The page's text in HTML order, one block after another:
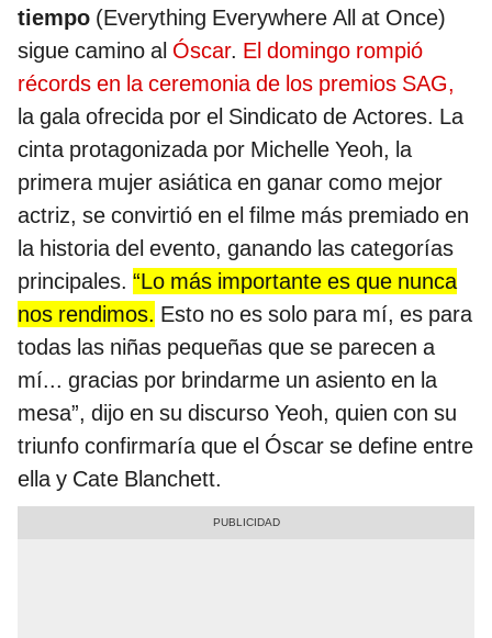
tiempo (Everything Everywhere All at Once)
sigue camino al Óscar. El domingo rompió
récords en la ceremonia de los premios SAG,
la gala ofrecida por el Sindicato de Actores. La
cinta protagonizada por Michelle Yeoh, la
primera mujer asiática en ganar como mejor
actriz, se convirtió en el filme más premiado en
la historia del evento, ganando las categorías
principales. “Lo más importante es que nunca
nos rendimos. Esto no es solo para mí, es para
todas las niñas pequeñas que se parecen a
mí... gracias por brindarme un asiento en la
mesa”, dijo en su discurso Yeoh, quien con su
triunfo confirmaría que el Óscar se define entre
ella y Cate Blanchett.